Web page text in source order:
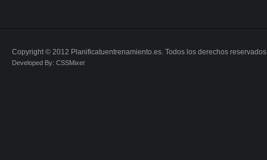
Copyright © 2012 Planificatuentrenamiento.es. Todos los derechos
Developed By: CSSMixer